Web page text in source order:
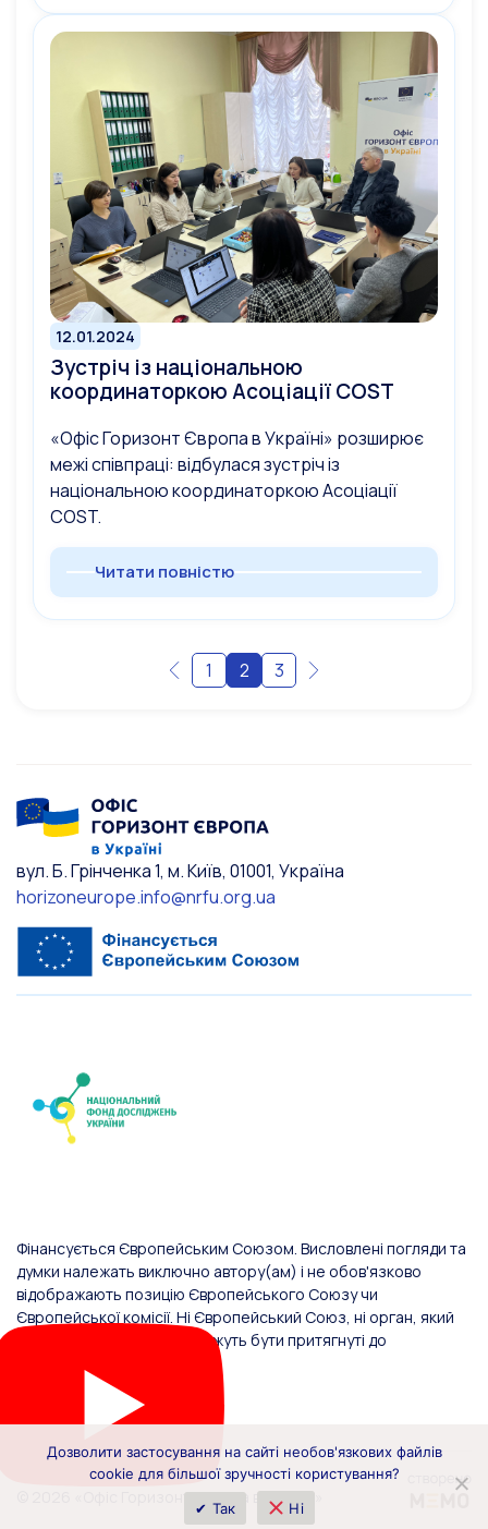
12.01.2024
Зустріч із національною
координаторкою Асоціації СOST
«Офіс Горизонт Європа в Україні» розширює
межі співпраці: відбулася зустріч із
національною координаторкою Асоціації
СOST.
Читати повністю
1 2 3
вул. Б. Грінченка 1, м. Київ, 01001, Україна
horizoneurope.info@nrfu.org.ua
Фінансується Європейським Союзом. Висловлені погляди та
думки належать виключно автору(ам) і не обов'язково
відображають позицію Європейського Союзу чи
Європейської комісії. Ні Європейський Союз, ні орган, який
надав фінансування, не можуть бути притягнуті до
© 2026 «Офіс Горизонт Європа в Україні»
Дозволити застосування на сайті необов'язкових файлів
cookie для більшої зручності користування?
✔ Так
Ні